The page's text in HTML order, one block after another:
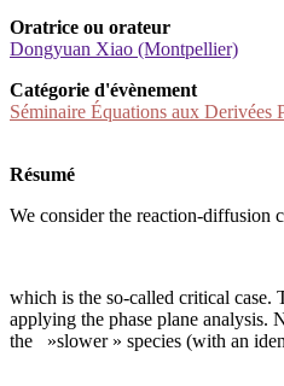
Oratrice ou orateur
Dongyuan Xiao (Montpellier)
Catégorie d'évènement
Séminaire Équations aux Derivées
Résumé
We consider the reaction-diffusion
which is the so-called critical case.
applying the phase plane analysis.
the »slower » species (with an